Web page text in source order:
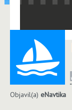
Objavil(a) eNavtika